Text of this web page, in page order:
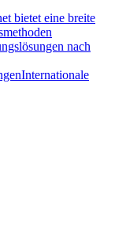
bietet eine breite
nach
Internationale